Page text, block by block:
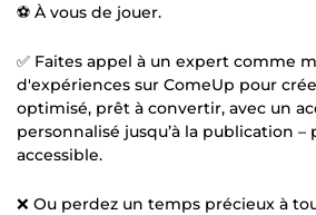
⚽ À vous de jouer.
✅ Faites appel à un expert comme
d'expériences sur ComeUp pour
optimisé, prêt à convertir, avec un
personnalisé jusqu’à la publication
accessible.
❌ Ou perdez un temps précieux à